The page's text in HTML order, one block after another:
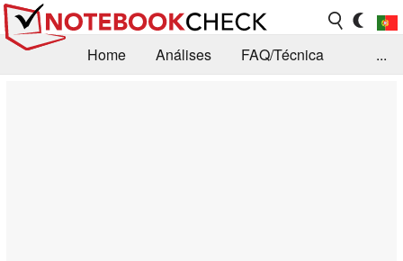
Home Análises
FAQ/Técnica
...